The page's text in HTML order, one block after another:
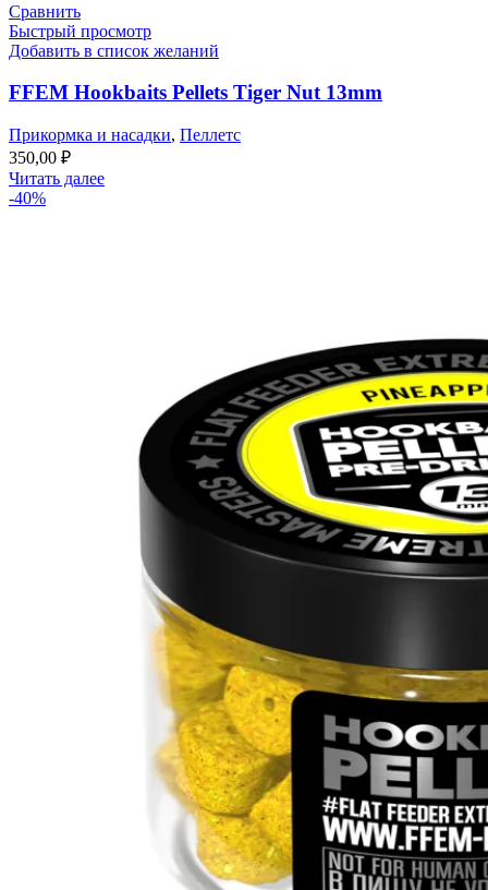
Сравнить
Быстрый просмотр
Добавить в список желаний
FFEM Hookbaits Pellets Tiger Nut 13mm
Прикормка и насадки, Пеллетс
350,00 ₽
Читать далее
-40%